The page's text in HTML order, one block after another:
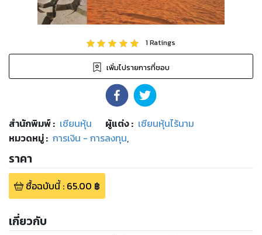
1Ratings
เพิ่มไปรายการที่ชอบ
สำนักพิมพ์: เซียนหุ้น ผู้แต่ง : เซียนหุ้นไร้นาม
หมวดหมู่: การเงิน - การลงทุน,
ราคา
ซื้อฉบับนี้: 65.00 ฿
เกี่ยวกับ